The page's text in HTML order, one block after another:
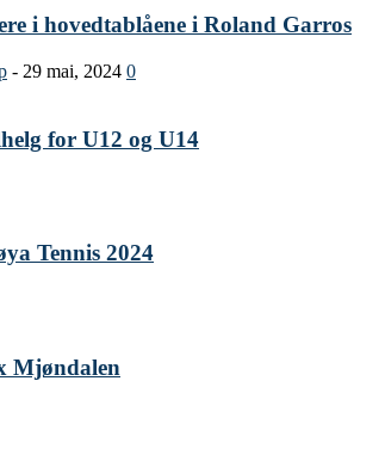
i hovedtablåene i Roland Garros
- 29 mai, 2024 0
for U12 og U14
Tennis 2024
Mjøndalen